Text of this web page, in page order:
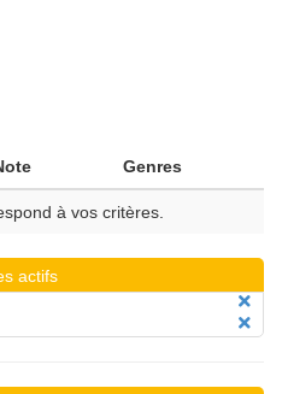
Genres
à vos critères.
actifs